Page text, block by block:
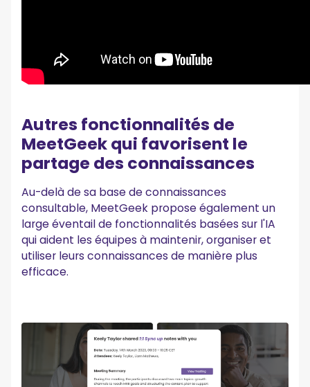
Autres fonctionnalités de
MeetGeek qui favorisent le
partage des connaissances
Au-delà de sa base de connaissances
consultable, MeetGeek propose également un
large éventail de fonctionnalités basées sur l'IA
qui aident les équipes à maintenir, organiser et
utiliser leurs connaissances de manière plus
efficace.